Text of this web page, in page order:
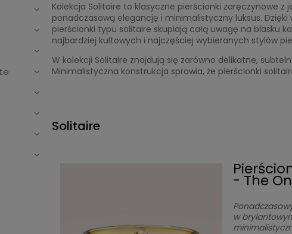
Kolekcja Solitaire to klasyczne pierścionki zaręczynowe
ponadczasową elegancję i minimalistyczny luksus.
pierścionki typu solitaire skupiają całą uwagę na blasku
najbardziej kultowych i najczęściej wybieranych stylów
W kolekcji Solitaire znajdują się zarówno delikatne,
Minimalistyczna konstrukcja sprawia, że pierścionki
Solitaire
- The
w